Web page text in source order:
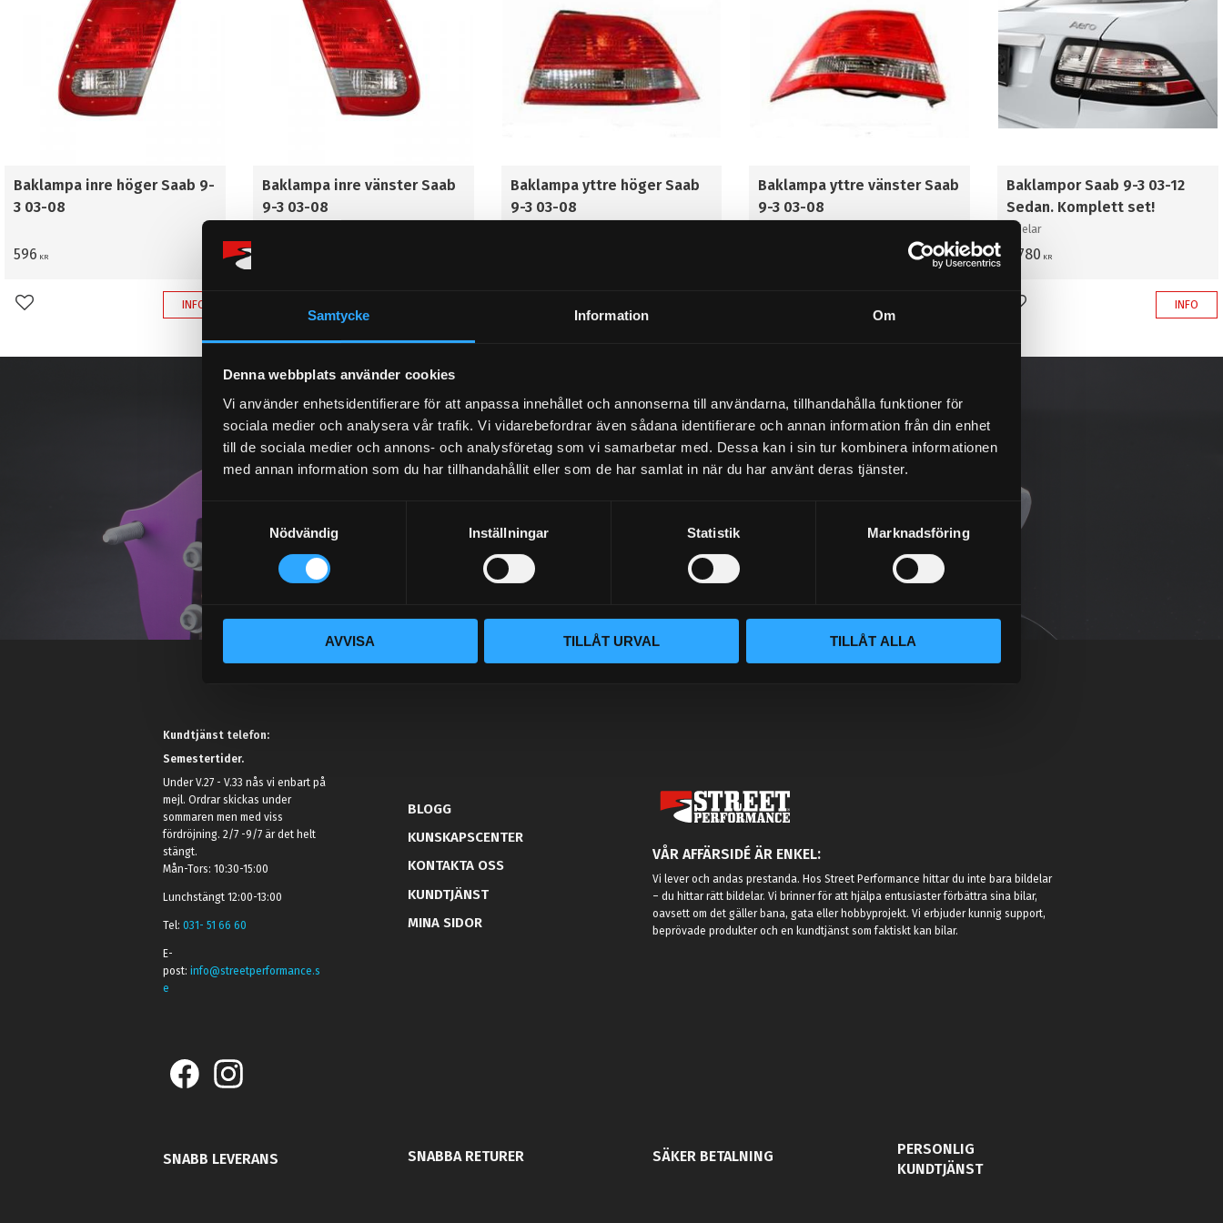
Samtycke Information Om
Denna webbplats använder cookies
Vi använder enhetsidentifierare för att anpassa innehållet och annonserna till användarna, tillhandahålla funktioner för
sociala medier och analysera vår trafik. Vi vidarebefordrar även sådana identifierare och annan information från din enhet
till de sociala medier och annons- och analysföretag som vi samarbetar med. Dessa kan i sin tur kombinera informationen
med annan information som du har tillhandahållit eller som de har samlat in när du har använt deras tjänster.
m
y
k
a
l
Nödvändig Inställningar Statistik Marknadsföring
AVVISA TILLÅT URVAL TILLÅT ALLA
Baklampa inre höger Saab 9-
3 03-08
596 KR
Lägg till i favoriter INFO
Baklampa inre vänster Saab
9-3 03-08
Lägg till i favoriter
Baklampa yttre höger Saab
9-3 03-08
Lägg till i favoriter
Baklampa yttre vänster Saab
9-3 03-08
Lägg till i favoriter
Baklampor Saab 9-3 03-12
Sedan. Komplett set!
4 delar
3 780 KR
Lägg till i favoriter INFO
NYHETSBREV
Kundtjänst telefon:
Semestertider.
Under V.27 - V.33 nås vi enbart på
mejl. Ordrar skickas under
sommaren men med viss
fördröjning. 2/7 -9/7 är det helt
stängt.
Mån-Tors: 10:30-15:00
Lunchstängt 12:00-13:00
Tel:031- 51 66 60
E-
post:info@streetperformance.s
e
BLOGG
KUNSKAPSCENTER
KONTAKTA OSS
KUNDTJÄNST
MINA SIDOR
VÅR AFFÄRSIDÉ ÄR ENKEL:
Vi lever och andas prestanda. Hos Street Performance hittar du inte bara bildelar
– du hittar rätt bildelar. Vi brinner för att hjälpa entusiaster förbättra sina bilar,
oavsett om det gäller bana, gata eller hobbyprojekt. Vi erbjuder kunnig support,
beprövade produkter och en kundtjänst som faktiskt kan bilar.
SNABB LEVERANS SNABBA RETURER SÄKER BETALNING
PERSONLIG
KUNDTJÄNST